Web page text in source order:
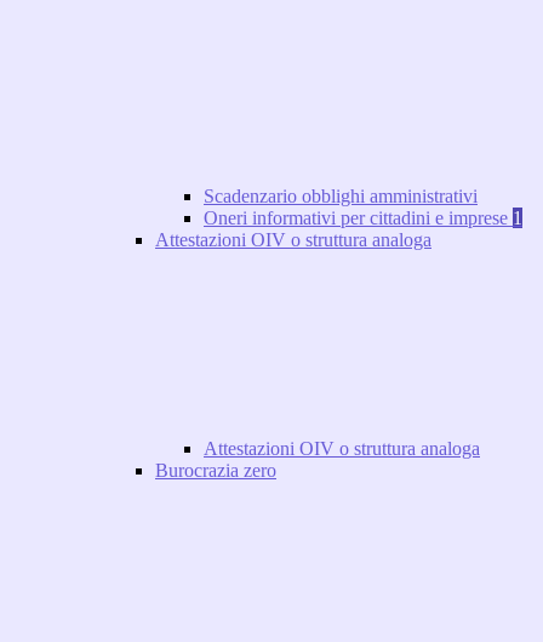
Scadenzario obblighi amministrativi
Oneri informativi per cittadini e imprese 1
Attestazioni OIV o struttura analoga
Attestazioni OIV o struttura analoga
Burocrazia zero